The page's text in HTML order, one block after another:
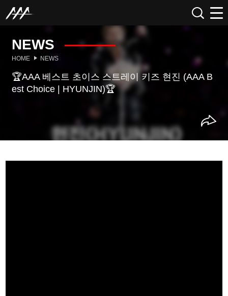
NEWS
HOME NEWS
🏆AAA 베스트 초이스 스트레이 키즈 현진 (AAA B
est Choice | HYUNJIN)🏆